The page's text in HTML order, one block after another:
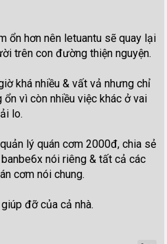
ổn hơn nên letuantu sẽ quay lại
trên con đường thiện nguyện.
khá nhiều & vất vả nhưng chỉ
vì còn nhiều việc khác ở vai
lo.
lý quán cơm 2000đ, chia sẻ
nói riêng & tất cả các
cơm nói chung.
đỡ của cả nhà.